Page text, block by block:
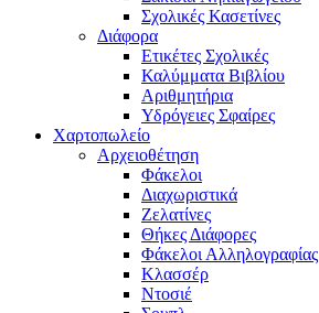
Σχολικές Κασετίνες
Διάφορα
Ετικέτες Σχολικές
Καλύμματα Βιβλίου
Αριθμητήρια
Υδρόγειες Σφαίρες
Χαρτοπωλείο
Αρχειοθέτηση
Φάκελοι
Διαχωριστικά
Ζελατίνες
Θήκες Διάφορες
Φάκελοι Αλληλογραφίας
Κλασσέρ
Ντοσιέ